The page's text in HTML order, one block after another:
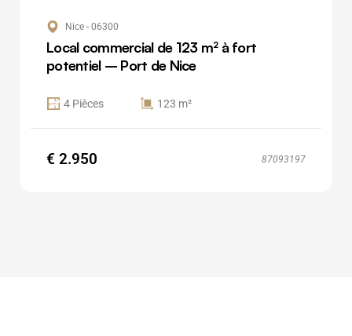
Nice - 06300
Local commercial de 123 m² à fort
potentiel – Port de Nice
4 Pièces 123 m²
€ 2.950 87093197